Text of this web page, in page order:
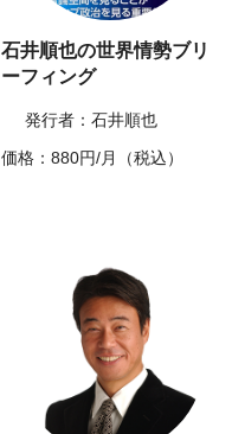
石井順也の世界情勢ブリ
ーフィング
発行者：石井順也
価格：880円/月（税込）